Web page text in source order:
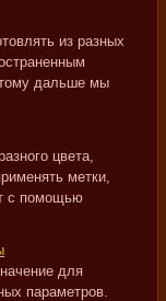
из разных
дальше мы
цвета,
метки,
с помощью
для
параметров.